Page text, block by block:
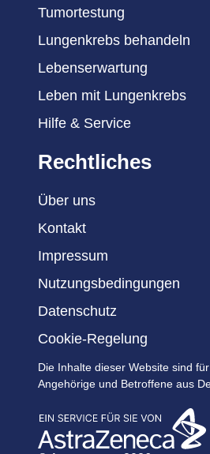
Tumortestung
Lungenkrebs behandeln
Lebenserwartung
Leben mit Lungenkrebs
Hilfe & Service
Rechtliches
Über uns
Kontakt
Impressum
Nutzungsbedingungen
Datenschutz
Cookie-Regelung
Die Inhalte dieser Website sind
Angehörige und Betroffene aus